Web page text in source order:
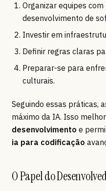
Organizar equipes
desenvolvimento de
Investir em
Definir regras claras
Preparar-se para
culturais.
Seguindo essas práticas,
máximo da IA. Isso
desenvolvimento e
ia para codificação
O Papel do